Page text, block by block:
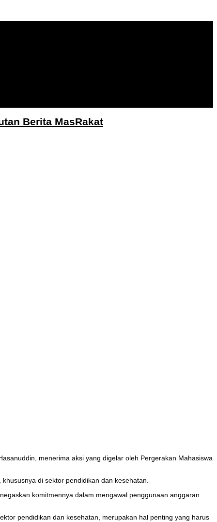
Berita MasRakat
menerima aksi yang digelar oleh Pergerakan Mahasiswa
di sektor pendidikan dan kesehatan.
komitmennya dalam mengawal penggunaan anggaran
pendidikan dan kesehatan, merupakan hal penting yang harus